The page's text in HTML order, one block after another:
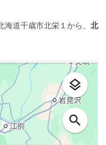
道千歳市北栄１から、 北